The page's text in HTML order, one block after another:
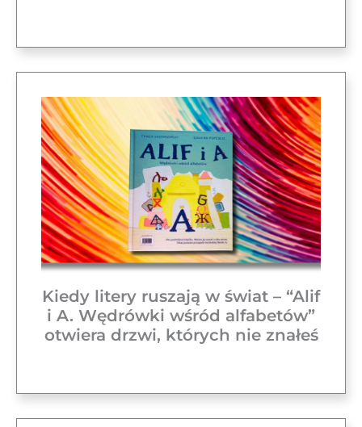
Kiedy litery ruszają w świat – “Alif
i A. Wędrówki wśród alfabetów”
otwiera drzwi, których nie znałeś